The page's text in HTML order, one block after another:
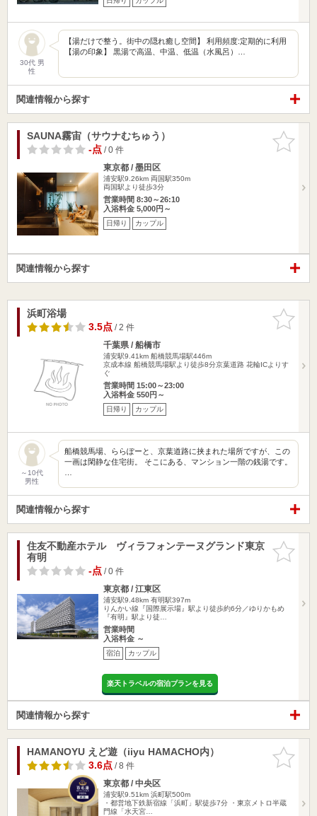
30代 男
性
【湯だけで整う。街中の隠れ癒し空間】 利用頻度:定期的に利用
【湯の印象】 黒湯で高温、中温、低温（水風呂）…
関連情報から探す
お気に入
りに追加
SAUNA霧宙（サウナむちゅう）
-点/ 0 件
東京都 / 墨田区
浦安駅9.26km 両国駅350m
両国駅より徒歩3分
営業時間 8:30～26:10
入浴料金 5,000円～
日帰り カップル
関連情報から探す
お気に入
りに追加
浜町浴場
3.5点/ 2 件
千葉県 / 船橋市
浦安駅9.41km 船橋競馬場駅446m
京成本線 船橋競馬場駅より徒歩8分京葉道路 花輪ICよりす
ぐ
営業時間 15:00～23:00
入浴料金 550円～
日帰り カップル
～10代
男性
船橋競馬場、ららぽーと、京葉道路に挟まれた場所ですが、この
一画は閑静な住宅街。 そこにある、マンション一階の銭湯です。
関連情報から探す
お気に入
りに追加
住友不動産ホテル ヴィラフォンテーヌグランド東京
有明
-点/ 0 件
東京都 / 江東区
浦安駅9.48km 有明駅397m
りんかい線『国際展示場』駅より徒歩約6分／ゆりかもめ
『有明』駅より徒…
営業時間
入浴料金 ～
宿泊 カップル
楽天トラベルの宿泊プランを見る
関連情報から探す
お気に入
りに追加
HAMANOYU えど遊（iiyu HAMACHO内）
3.6点/ 8 件
東京都 / 中央区
浦安駅9.51km 浜町駅500m
・都営地下鉄新宿線「浜町」駅徒歩7分 ・東京メトロ半蔵
門線「水天宮…